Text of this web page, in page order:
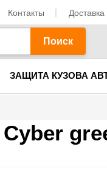
Контакты
Поиск
ЗАЩИТА КУЗОВА